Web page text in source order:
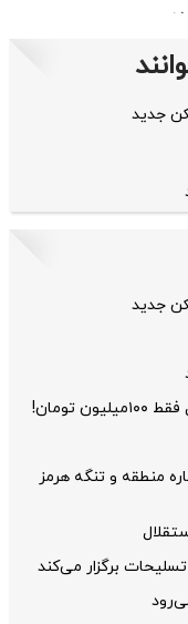
تومان!
منطقه و تنگه هرمز
برگزار می‌کند